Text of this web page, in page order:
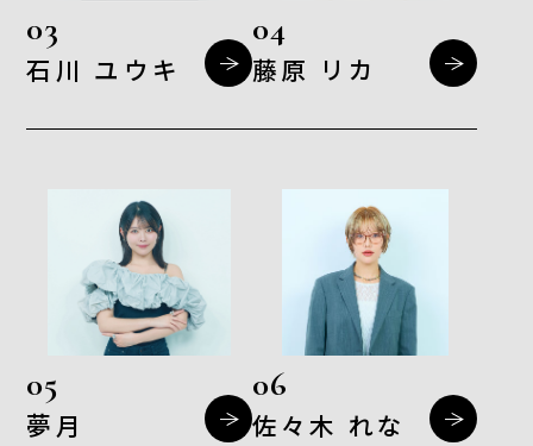
03
石川 ユウキ
04
藤原 リカ
05
夢月
06
佐々木 れな